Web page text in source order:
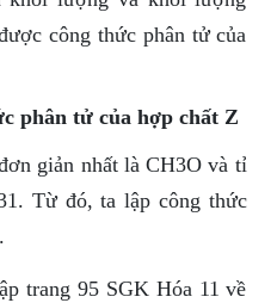
công thức phân tử của
phân tử của hợp chất Z
giản nhất là CH3O và tỉ
Từ đó, ta lập công thức
trang 95 SGK Hóa 11 về